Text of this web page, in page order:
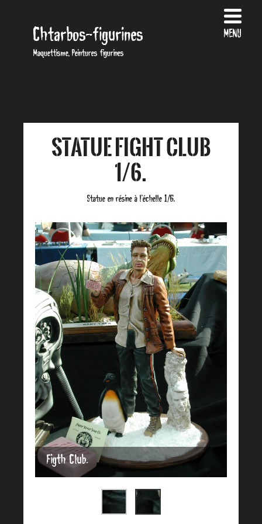
Chtarbos-figurines
Maquettisme, Peintures figurines
Statue Fight Club
1/6.
Statue en résine à l’échelle 1/6.
Figth Club.
MENU